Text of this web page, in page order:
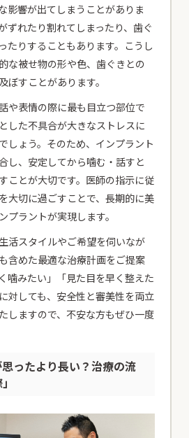
影響が出てしまうことがありま
ずれたり割れてしまったり、歯ぐ
たりすることもあります。こうし
な被せ物の形や色、歯ぐきとの
ぼすことがあります。
や表情の際に最も目立つ部位で
した不具合が大きなストレスに
しょう。そのため、インプラント
し、安定してから噛む・話すと
ことが大切です。医師の指示に従
大切に過ごすことで、長期的に美
プラントが実現します。
活スタイルやご希望を伺いなが
含めた最適な治療計画をご提案
噛みたい」「見た目を早く整えた
対しても、安全性と審美性を両立
しますので、不安な方もぜひ一度
ったより長い？治療の流